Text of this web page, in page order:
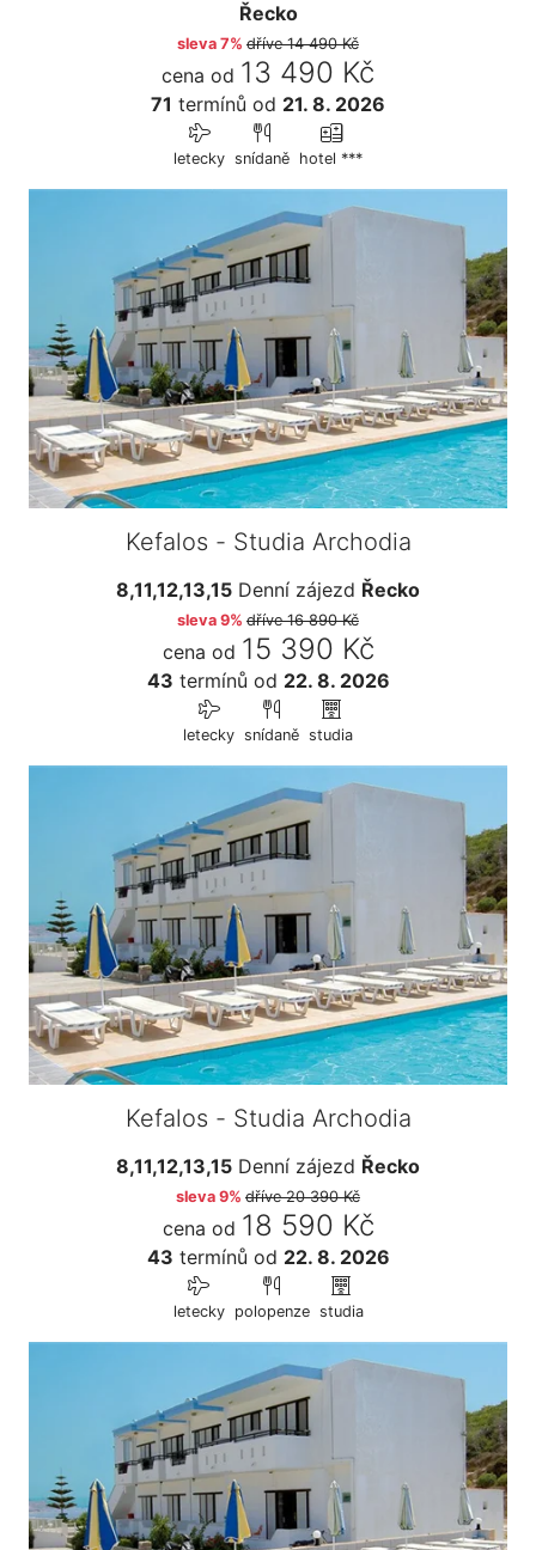
Řecko
sleva 7% dříve14 490 Kč
cena od 13 490 Kč
71 termínů od 21. 8. 2026
letecky snídaně hotel ***
Kefalos - Studia Archodia
8,11,12,13,15 Denní zájezd Řecko
sleva 9% dříve16 890 Kč
cena od 15 390 Kč
43 termínů od 22. 8. 2026
letecky snídaně studia
Kefalos - Studia Archodia
8,11,12,13,15 Denní zájezd Řecko
sleva 9% dříve20 390 Kč
cena od 18 590 Kč
43 termínů od 22. 8. 2026
letecky polopenze studia